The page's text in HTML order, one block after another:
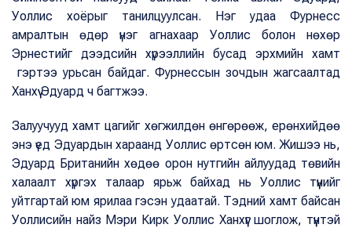
Уоллис хоёрыг танилцуулсан. Нэг удаа Фурнесс
амралтын өдөр үнэг агнахаар Уоллис болон нөхөр
Эрнестийг дээдсийн хүрээллийн бусад эрхмийн хамт
гэртээ урьсан байдаг. Фурнессын зочдын жагсаалтад
Ханхүү Эдуард ч багтжээ.
Залуучууд хамт цагийг хөгжилдөн өнгөрөөж, ерөнхийдөө
энэ үед Эдуардын хараанд Уоллис өртсөн юм. Жишээ нь,
Эдуард Британийн хөдөө орон нутгийн айлуудад төвийн
халаалт хүргэх талаар ярьж байхад нь Уоллис түүнийг
уйтгартай юм ярилаа гэсэн удаатай. Тэдний хамт байсан
Уоллисийн найз Мэри Кирк Уоллис Ханхүүг шоглож, түүнтэй